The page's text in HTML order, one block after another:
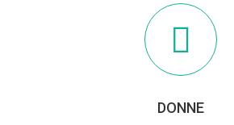
DONNE